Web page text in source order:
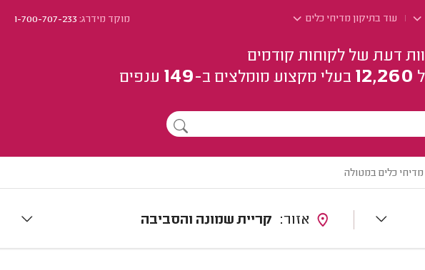
עוד בתיקון מדיחי כלים מוקד מידרג:1-700-707-233
דעת של לקוחות קודמים
12,260 בעלי מקצוע מומלצים ב-149 ענפים
מדיחי כלים במטולה
קריית שמונה והסביבה